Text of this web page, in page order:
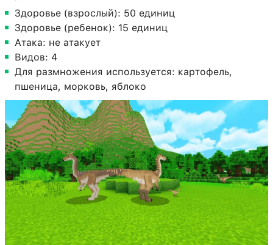
Здоровье (взрослый): 50 единиц
Здоровье (ребенок): 15 единиц
Атака: не атакует
Видов: 4
Для размножения используется: картофель,
пшеница, морковь, яблоко